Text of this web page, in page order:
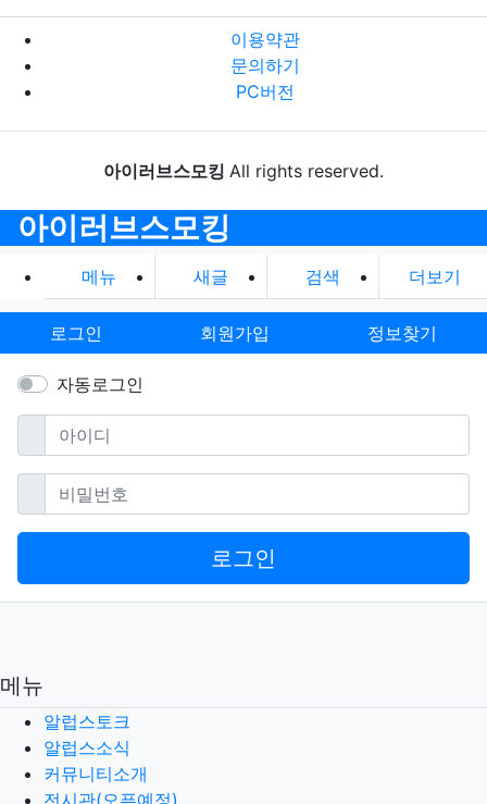
이용약관
문의하기
PC버전
아이러브스모킹 All rights reserved.
아이러브스모킹
메뉴 새글 검색 더보기
로그인 회원가입 정보찾기
자동로그인
아이디필수
비밀번호필수
로그인
메뉴
알럽스토크
알럽스소식
커뮤니티소개
전시관(오픈예정)